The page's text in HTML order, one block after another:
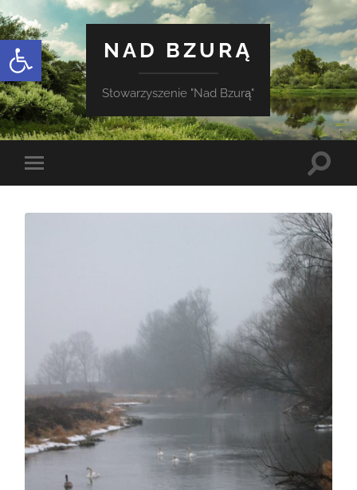
Otwórz pasek narzędzi
NAD BZURĄ
Stowarzyszenie "Nad Bzurą"
Toggle
mobile
Toggle